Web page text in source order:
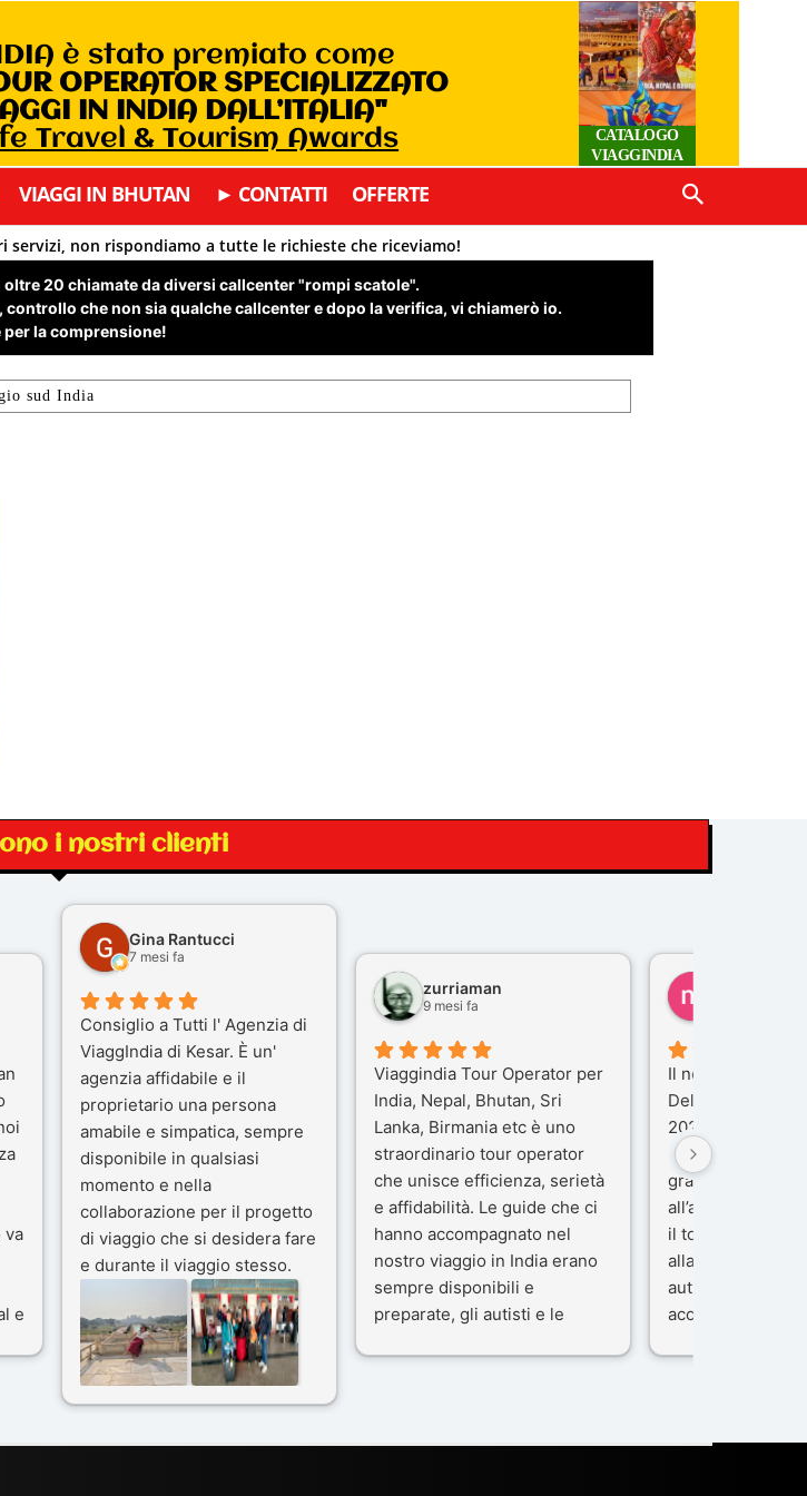
è stato premiato come
OPERATOR SPECIALIZZATO
IN INDIA DALL’ITALIA"
Travel & Tourism Awards
CATALOGO
VIAGGINDIA
VIAGGI IN BHUTAN ► CONTATTI OFFERTE
servizi, non rispondiamo a tutte le richieste che riceviamo!
20 chiamate da diversi callcenter "rompi scatole".
che non sia qualche callcenter e dopo la verifica, vi chiamerò io.
per la comprensione!
sud India
i nostri clienti
va
e
Gina Rantucci
7 mesi fa
Consiglio a Tutti l' Agenzia di
ViaggIndia di Kesar. È un'
agenzia affidabile e il
proprietario una persona
amabile e simpatica, sempre
disponibile in qualsiasi
momento e nella
collaborazione per il progetto
di viaggio che si desidera fare
e durante il viaggio stesso.
Siamo stati 3 settimane in
India a novembre 2025, 5
amici e il viaggio alla scoperta
del Rajasthan e Varanasi è
ai servizi dell' Agenzia con
zurriaman
9 mesi fa
Viaggindia Tour Operator per
India, Nepal, Bhutan, Sri
Lanka, Birmania etc è uno
straordinario tour operator
che unisce efficienza, serietà
e affidabilità. Le guide che ci
hanno accompagnato nel
nostro viaggio in India erano
sempre disponibili e
preparate, gli autisti e le
livello e di grande
Il nostro viaggio
Delhi e Varanasi
2025), è stata
che porteremo
gran parte del
all’agenzia che
il tour con cura e
alla nostra guida
autista che ci
accompagnati
L’organizzazione